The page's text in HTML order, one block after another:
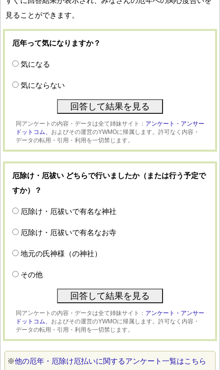
見ることができます。
厄年って気になりますか？
気になる
気にならない
同アンケートの内容・データは全て姉妹サイト： アンケート・アンサー
ドットコム、 およびその運営のYWMOに帰属します。許可なく内容・
データの転用・引用・利用を一切禁じます。
厄除け・厄祓い どちらで行いましたか（または行う予定で
すか）？
厄除け・厄祓いで有名な神社
厄除け・厄祓いで有名なお寺
地元の氏神様（の神社）
その他
同アンケートの内容・データは全て姉妹サイト： アンケート・アンサー
ドットコム、 およびその運営のYWMOに帰属します。許可なく内容・
データの転用・引用・利用を一切禁じます。
※他の厄年・厄除け厄払いに関するアンケート一覧はこちら